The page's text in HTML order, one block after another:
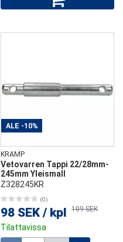
ALE -10%
KRAMP
Vetovarren Tappi 22/28mm-
245mm Yleismall
Z328245KR
(0)
98 SEK / kpl 109 SEK
Tilattavissa